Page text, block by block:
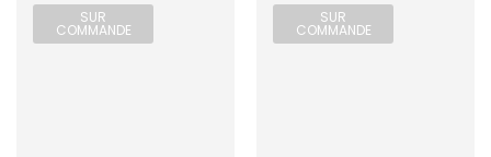
SUR
COMMANDE
SUR
COMMANDE